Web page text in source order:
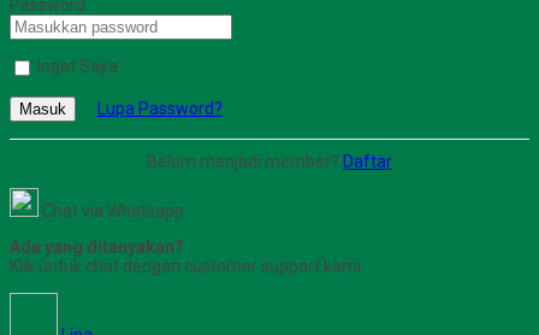
Password
Ingat Saya
Masuk Lupa Password?
Belum menjadi member? Daftar
Chat via Whatsapp
Ada yang ditanyakan?
Klik untuk chat dengan customer support kami